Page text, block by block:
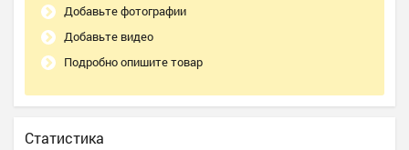
Добавьте фотографии
Добавьте видео
Подробно опишите товар
Статистика